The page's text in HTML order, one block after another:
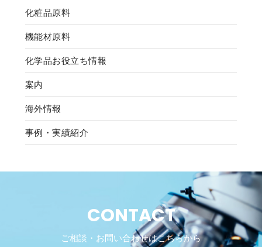
化粧品原料
機能材原料
化学品お役立ち情報
案内
海外情報
事例・実績紹介
CONTACT
ご相談・お問い合わせはこちらから